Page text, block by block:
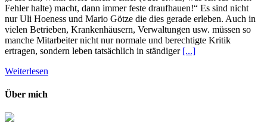
Fehler halte) macht, dann immer feste draufhauen!“ Es sind nicht
nur Uli Hoeness und Mario Götze die dies gerade erleben. Auch in
vielen Betrieben, Krankenhäusern, Verwaltungen usw. müssen so
manche Mitarbeiter nicht nur normale und berechtigte Kritik
ertragen, sondern leben tatsächlich in ständiger [...]
Weiterlesen
Über mich